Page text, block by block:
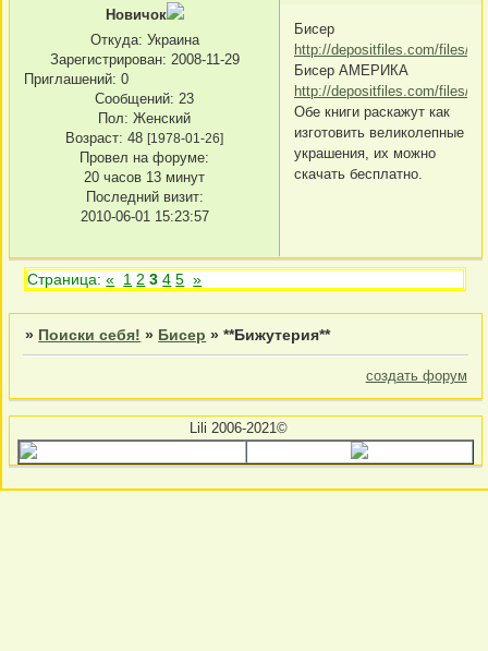
Новичок
Откуда: Украина
Зарегистрирован: 2008-11-29
Приглашений: 0
Сообщений: 23
Пол: Женский
Возраст: 48 [1978-01-26]
Провел на форуме:
20 часов 13 минут
Последний визит:
2010-06-01 15:23:57
Бисер
http://depositfiles.com/files/
Бисер АМЕРИКА
http://depositfiles.com/files/
Обе книги раскажут как
изготовить великолепные
украшения, их можно
скачать бесплатно.
Страница:« 1 2 3 4 5 »
» Поиски себя! » Бисер »**Бижутерия**
создать форум
Lili 2006-2021©